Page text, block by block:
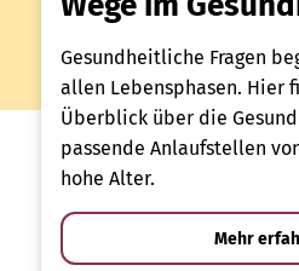
Gesundheitliche Fragen
allen Lebensphasen. Hier
Überblick über die
passende Anlaufstellen
hohe Alter.
Mehr